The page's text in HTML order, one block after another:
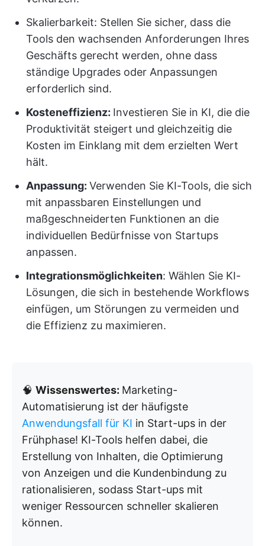
Skalierbarkeit: Stellen Sie sicher, dass die
Tools den wachsenden Anforderungen Ihres
Geschäfts gerecht werden, ohne dass
ständige Upgrades oder Anpassungen
erforderlich sind.
Kosteneffizienz: Investieren Sie in KI, die die
Produktivität steigert und gleichzeitig die
Kosten im Einklang mit dem erzielten Wert
hält.
Anpassung: Verwenden Sie KI-Tools, die sich
mit anpassbaren Einstellungen und
maßgeschneiderten Funktionen an die
individuellen Bedürfnisse von Startups
anpassen.
Integrationsmöglichkeiten: Wählen Sie KI-
Lösungen, die sich in bestehende Workflows
einfügen, um Störungen zu vermeiden und
die Effizienz zu maximieren.
🧠 Wissenswertes: Marketing-
Automatisierung ist der häufigste
Anwendungsfall für KI in Start-ups in der
Frühphase! KI-Tools helfen dabei, die
Erstellung von Inhalten, die Optimierung
von Anzeigen und die Kundenbindung zu
rationalisieren, sodass Start-ups mit
weniger Ressourcen schneller skalieren
können.